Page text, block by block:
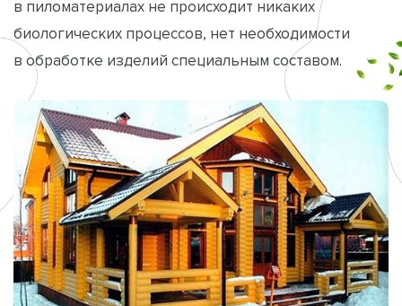
в пиломатериалах не происходит никаких
биологических процессов, нет необходимости
в обработке изделий специальным составом.